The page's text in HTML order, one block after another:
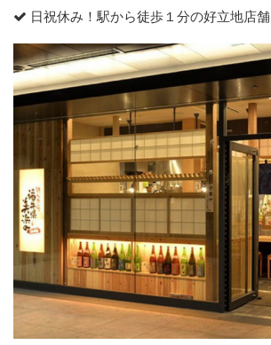
日祝休み！駅から徒歩１分の好立地店舗